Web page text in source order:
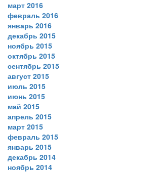
март 2016
февраль 2016
январь 2016
декабрь 2015
ноябрь 2015
октябрь 2015
сентябрь 2015
август 2015
июль 2015
июнь 2015
май 2015
апрель 2015
март 2015
февраль 2015
январь 2015
декабрь 2014
ноябрь 2014